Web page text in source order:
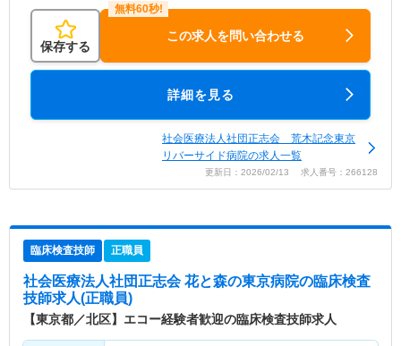
保存する
この求人を問い合わせる
詳細を見る
社会医療法人社団正志会 荒木記念東京
リバーサイド病院の求人一覧
更新日：2026/02/13 求人番号：266128
臨床検査技師 正職員
社会医療法人社団正志会 花と森の東京病院の臨床検査
技師求人(正職員)
【東京都／北区】エコー経験者歓迎の臨床検査技師求人